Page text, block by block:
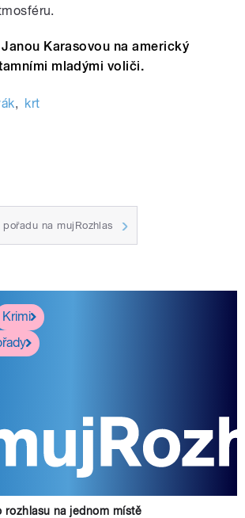
Karasovou na americký
mladými voliči.
, krt
na mujRozhlas
Krimi
rozhlasu na jednom místě